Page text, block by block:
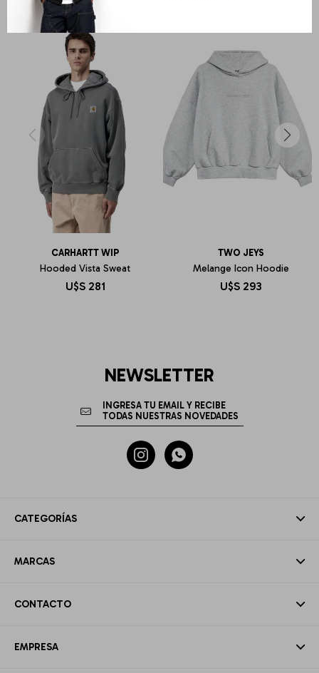
CARHARTT WIP
Hooded Vista Sweat
U$S 281
TWO JEYS
Melange Icon Hoodie
U$S 293
CATEGORÍAS
MARCAS
CONTACTO
EMPRESA
NEWSLETTER
 